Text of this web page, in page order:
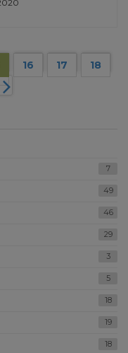
16 17
18
7
49
46
29
3
5
18
19
18